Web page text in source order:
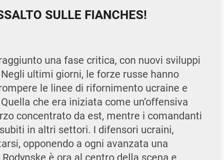
SULLE FIANCHES!
una fase critica, con nuovi sviluppi
ultimi giorni, le forze russe hanno
le linee di rifornimento ucraine e
che era iniziata come un’offensiva
concentrato da est, mentre i comandanti
in altri settori. I difensori ucraini,
opponendo a ogni avanzata una
è ora al centro della scena e